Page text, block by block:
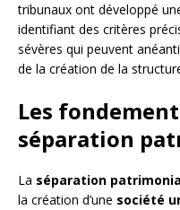
tribunaux ont développé
identifiant des critères
sévères qui peuvent
de la création de la
Les
séparation
La séparation
la création d’une société